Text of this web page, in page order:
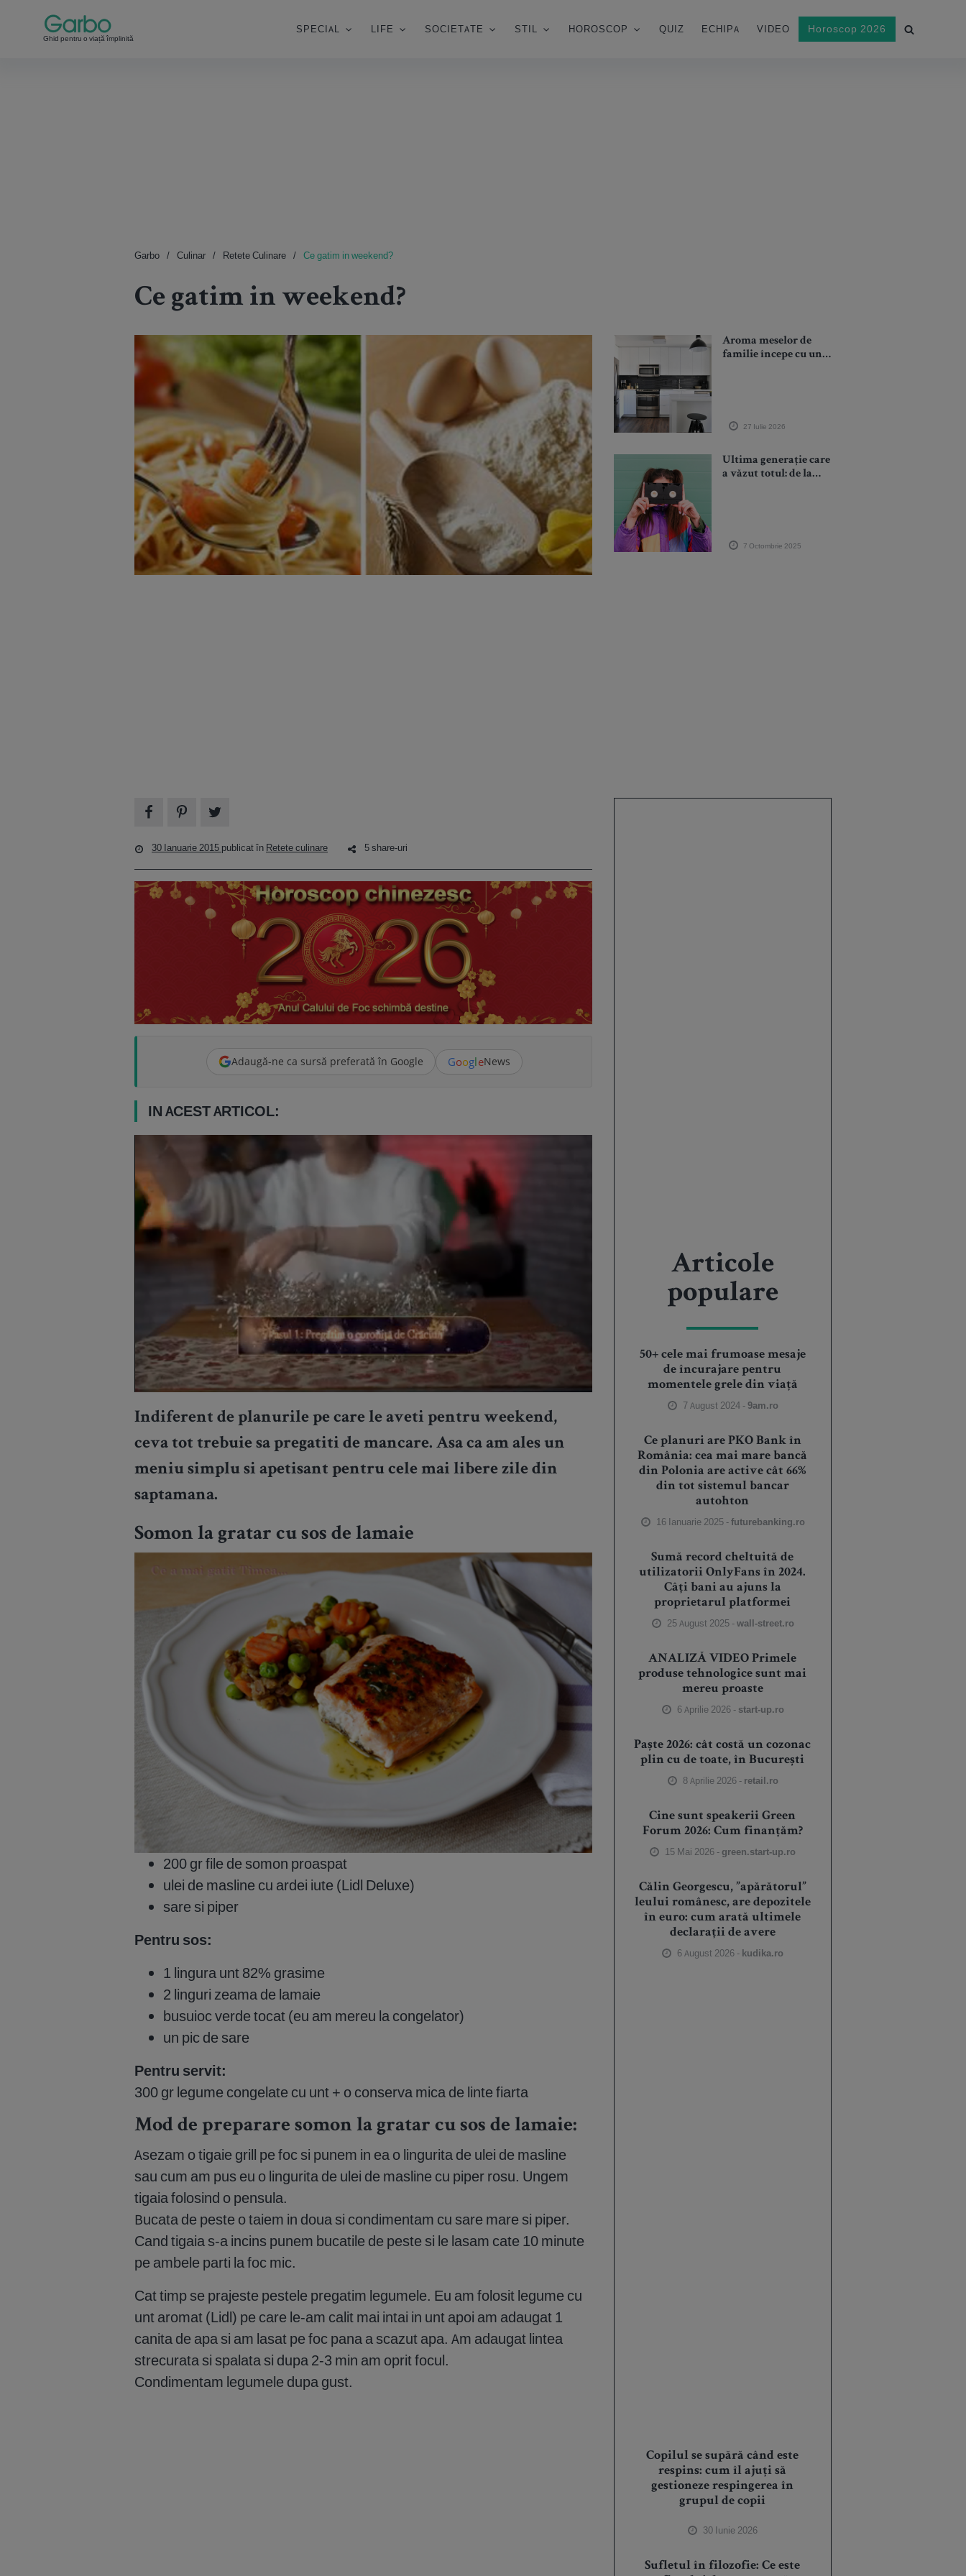
Ghid pentru o viață împlinită
SPECIAL LIFE SOCIETATE STIL HOROSCOP QUIZ ECHIPA VIDEO Horoscop 2026
Garbo Culinar Retete Culinare Ce gatim in weekend?
Ce gatim in weekend?
Aroma meselor de
familie începe cu un
27 Iulie 2026
Ultima generație care
a văzut totul: de la
7 Octombrie 2025
30 Ianuarie 2015 publicat în Retete culinare 5 share-uri
Adaugă-ne ca sursă preferată în Google GoogleNews
IN ACEST ARTICOL:
Indiferent de planurile pe care le aveti pentru weekend,
ceva tot trebuie sa pregatiti de mancare. Asa ca am ales un
meniu simplu si apetisant pentru cele mai libere zile din
saptamana.
Somon la gratar cu sos de lamaie
200 gr file de somon proaspat
ulei de masline cu ardei iute (Lidl Deluxe)
sare si piper
Pentru sos:
1 lingura unt 82% grasime
2 linguri zeama de lamaie
busuioc verde tocat (eu am mereu la congelator)
un pic de sare
Pentru servit:
300 gr legume congelate cu unt + o conserva mica de linte fiarta
Mod de preparare somon la gratar cu sos de lamaie:
Asezam o tigaie grill pe foc si punem in ea o lingurita de ulei de masline
sau cum am pus eu o lingurita de ulei de masline cu piper rosu. Ungem
tigaia folosind o pensula.
Bucata de peste o taiem in doua si condimentam cu sare mare si piper.
Cand tigaia s-a incins punem bucatile de peste si le lasam cate 10 minute
pe ambele parti la foc mic.
Cat timp se prajeste pestele pregatim legumele. Eu am folosit legume cu
unt aromat (Lidl) pe care le-am calit mai intai in unt apoi am adaugat 1
canita de apa si am lasat pe foc pana a scazut apa. Am adaugat lintea
strecurata si spalata si dupa 2-3 min am oprit focul.
Condimentam legumele dupa gust.
Articole
populare
50+ cele mai frumoase mesaje
de încurajare pentru
momentele grele din viață
7 August 2024 -9am.ro
Ce planuri are PKO Bank în
România: cea mai mare bancă
din Polonia are active cât 66%
din tot sistemul bancar
autohton
16 Ianuarie 2025 -futurebanking.ro
Sumă record cheltuită de
utilizatorii OnlyFans în 2024.
Câți bani au ajuns la
proprietarul platformei
25 August 2025 -wall-street.ro
ANALIZĂ VIDEO Primele
produse tehnologice sunt mai
mereu proaste
6 Aprilie 2026 - start-up.ro
Paște 2026: cât costă un cozonac
plin cu de toate, în București
8 Aprilie 2026 - retail.ro
Cine sunt speakerii Green
Forum 2026: Cum finanțăm?
15 Mai 2026 - green.start-up.ro
Călin Georgescu, ”apărătorul”
leului românesc, are depozitele
în euro: cum arată ultimele
declarații de avere
6 August 2026 - kudika.ro
Copilul se supără când este
respins: cum îl ajuți să
gestioneze respingerea în
grupul de copii
30 Iunie 2026
Sufletul în filozofie: Ce este